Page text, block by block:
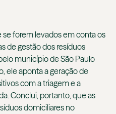
forem levados em conta os
de gestão dos resíduos
município de São Paulo
ele aponta a geração de
com a triagem e a
Conclui, portanto, que as
domiciliares no